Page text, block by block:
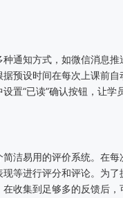
通知方式，如微信消息推
预设时间在每次上课前自
置“已读”确认按钮，让学
洁易用的评价系统。在每
等进行评分和评论。为了
收集到足够多的反馈后，